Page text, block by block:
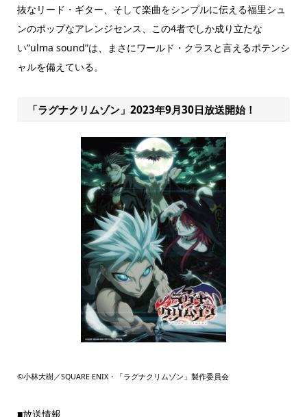
抜なリード・ギター、そして楽曲をシンプルに伝える福里シュ
ンのポップなアレンジセンス、この4者でしか成り立たな
い”ulma sound”は、まさにワールド・クラスと言えるポテンシ
ャルを備えている。
「ラグナクリムゾン」2023年9月30日放送開始！
©︎小林大樹／SQUARE ENIX・「ラグナクリムゾン」製作委員会
■放送情報